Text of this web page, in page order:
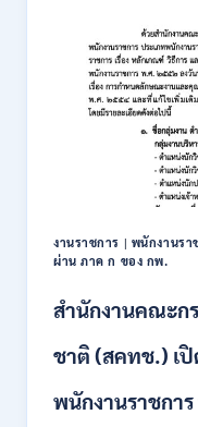
10
สิงหา
2569
(ธ.ก.
เปิด
รับ
สมัคร
บุคคล
เพื่อ
เป็น
พนักง
หลาย
อัตรา
ป.ตรี
/
เดือน
/
งานราชการ | พนักงานรา
ผ่าน ภาค ก ของ กพ.
สำนักงานคณะก
ชาติ (สคทช.) เ
พนักงานราชกา